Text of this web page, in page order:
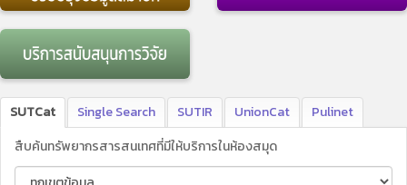
SUTCat Single Search SUTIR UnionCat
Pulinet
สืบค้นทรัพยากรสารสนเทศที่มีให้บริการในห้องสมุด